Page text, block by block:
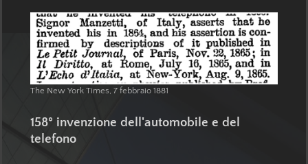
The New York Times, 7 febbraio 1881
158° invenzione dell'automobile e del
telefono